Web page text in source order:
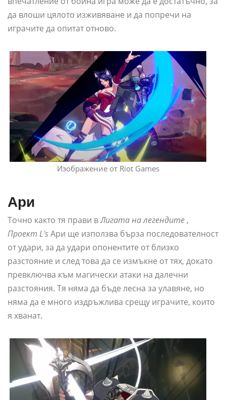
да влоши цялото изживяване и да попречи на
играчите да опитат отново.
Изображение от Riot Games
Ари
Точно както тя прави вЛигата на легендите ,
Проект L'sАри ще използва бърза последователност
от удари, за да удари опонентите от близко
разстояние и след това да се измъкне от тях, докато
превключва към магически атаки на далечни
разстояния. Тя няма да бъде лесна за улавяне, но
няма да е много издръжлива срещу играчите, които
я хванат.